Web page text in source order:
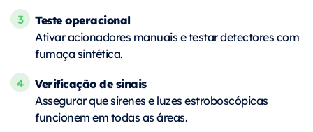
Teste operacional
Ativar acionadores manuais e testar detectores com
fumaça sintética.
Verificação de sinais
Assegurar que sirenes e luzes estroboscópicas
funcionem em todas as áreas.